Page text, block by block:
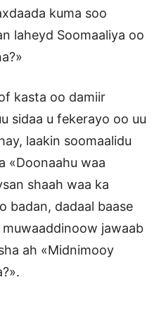
kuma soo
laheyd Soomaaliya oo
kasta oo damiir
sidaa u fekerayo oo uu
laakin soomaalidu
«Doonaahu waa
shaah waa ka
badan, dadaal baase
jawaab
ah «Midnimooy